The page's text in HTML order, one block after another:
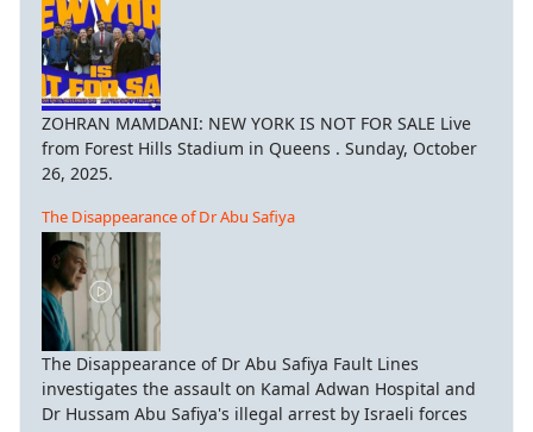
ZOHRAN MAMDANI: NEW YORK IS NOT FOR SALE Live
from Forest Hills Stadium in Queens . Sunday, October
26, 2025.
The Disappearance of Dr Abu Safiya
The Disappearance of Dr Abu Safiya Fault Lines
investigates the assault on Kamal Adwan Hospital and
Dr Hussam Abu Safiya's illegal arrest by Israeli forces